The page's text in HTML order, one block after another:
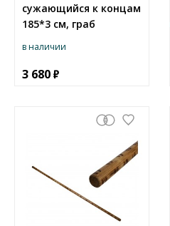
сужающийся к концам
185*3 см, граб
в наличии
3 680